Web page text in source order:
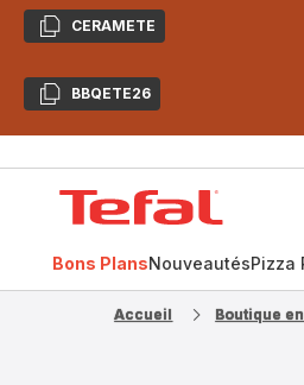
CopierCERAMETE
CopierBBQETE26
Bons PlansNouveautésPizza
Accueil Boutique